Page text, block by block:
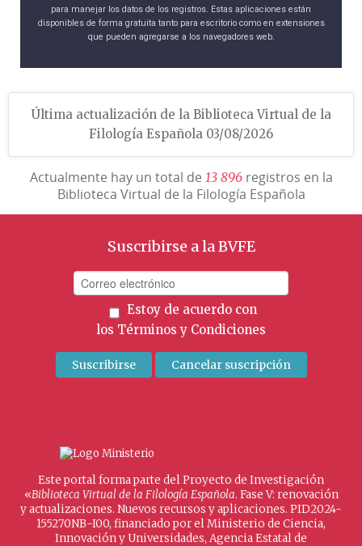
para manejar los datos de los registros. Estas aplicaciones están
disponibles de forma gratuita tanto para escritorio como en extensiones
que pueden agregarse a los navegadores web.
Última actualización de la Biblioteca Virtual de la
Filología Española 03/08/2026
Actualmente hay un total de 13 896registros en la
Biblioteca Virtual de la Filología Española
Suscribirse a la BVFE
Estoy de acuerdo con
los Términos y Condiciones
Este portal forma parte del Proyecto de Investigación
«Biblioteca Virtual de la Filología Española. Fase V: renovación
y actualizaciones. Nuevos recursos y aplicaciones. PID2024-
155270NB-I00, financiado por el Ministerio de Ciencia,
Innovación y Universidades, Agencia Estatal de